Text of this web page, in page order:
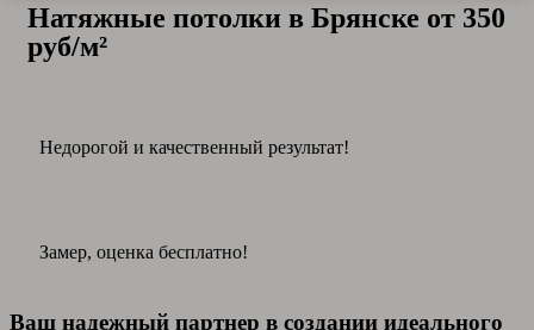
Натяжные потолки в Брянске от 350
руб/м²
Недорогой и качественный результат!
Замер, оценка бесплатно!
Ваш надежный партнер в создании идеального